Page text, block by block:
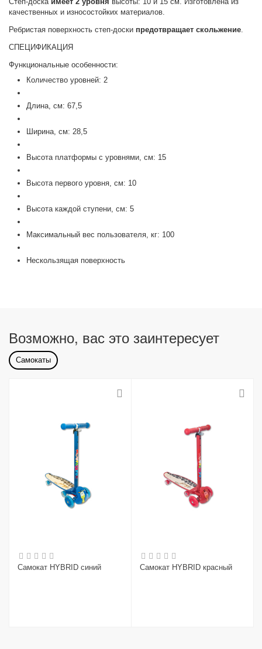
качественных и износостойких материалов.
Ребристая поверхность степ-доски предотвращает скольжение.
СПЕЦИФИКАЦИЯ
Функциональные особенности:
Количество уровней: 2
Длина, см: 67,5
Ширина, см: 28,5
Высота платформы с уровнями, см: 15
Высота первого уровня, см: 10
Высота каждой ступени, см: 5
Максимальный вес пользователя, кг: 100
Нескользящая поверхность
Возможно, вас это заинтересует
Самокаты
Самокат HYBRID синий Самокат HYBRID красный